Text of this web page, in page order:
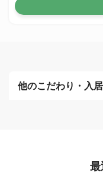
他のこだわり・入
最